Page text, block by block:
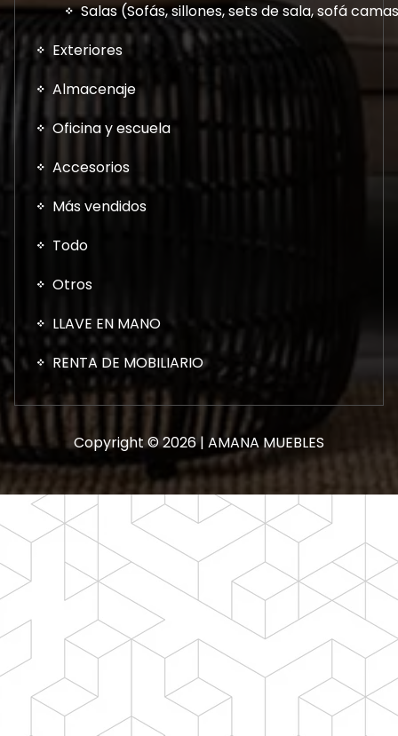
Salas (Sofás, sillones, sets de sala, sofá
Exteriores
Almacenaje
Oficina y escuela
Accesorios
Más vendidos
Todo
Otros
LLAVE EN MANO
RENTA DE MOBILIARIO
Copyright © 2026 | AMANA MUEBLES